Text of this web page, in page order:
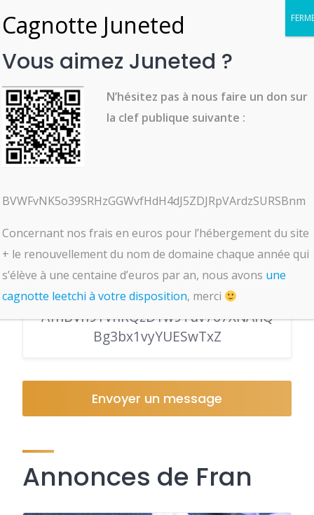
to
content
Fran
AfhBVh91VhRQzD1w9Tuv767XNAnQ
Bg3bx1vyYUESwTxZ
Envoyer un message
Annonces de Fran
Vous aimez Juneted ?
N’hésitez pas à nous faire un don sur
la clef publique suivante :
BVWFvNK5o39SRHzGGWvfHdH4dJ5ZDJRpVArdzSURSBnm
Concernant nos frais en euros pour l’hébergement du site
+ le renouvellement du nom de domaine chaque année qui
s’élève à une centaine d’euros par an, nous avons une
cagnotte leetchi à votre disposition, merci